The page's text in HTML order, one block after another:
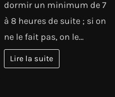
dormir un minimum de 7
à 8 heures de suite ; si on
ne le fait pas, on le…
Lire la suite